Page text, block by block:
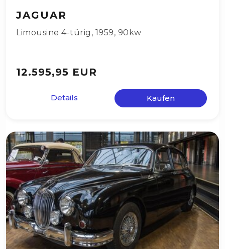
JAGUAR
Limousine 4-türig , 1959, 90kw
12.595,95 EUR
Details Kaufen